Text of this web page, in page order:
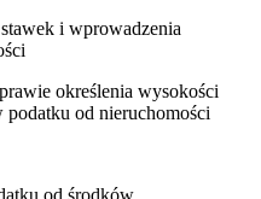
i wprowadzenia
określenia wysokości
od nieruchomości